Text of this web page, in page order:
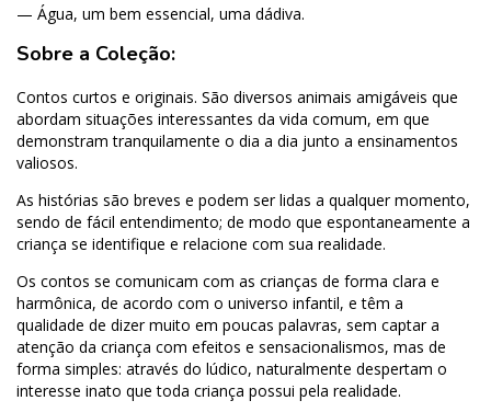
— Água, um bem essencial, uma dádiva.
Sobre a Coleção:
Contos curtos e originais. São diversos animais amigáveis que
abordam situações interessantes da vida comum, em que
demonstram tranquilamente o dia a dia junto a ensinamentos
valiosos.
As histórias são breves e podem ser lidas a qualquer momento,
sendo de fácil entendimento; de modo que espontaneamente a
criança se identifique e relacione com sua realidade.
Os contos se comunicam com as crianças de forma clara e
harmônica, de acordo com o universo infantil, e têm a
qualidade de dizer muito em poucas palavras, sem captar a
atenção da criança com efeitos e sensacionalismos, mas de
forma simples: através do lúdico, naturalmente despertam o
interesse inato que toda criança possui pela realidade.